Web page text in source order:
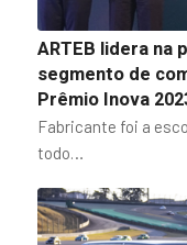
ARTEB lidera na
segmento de
Prêmio Inova
Fabricante foi a
todo…